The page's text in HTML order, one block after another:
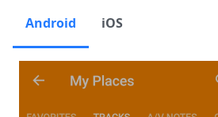
Android iOS